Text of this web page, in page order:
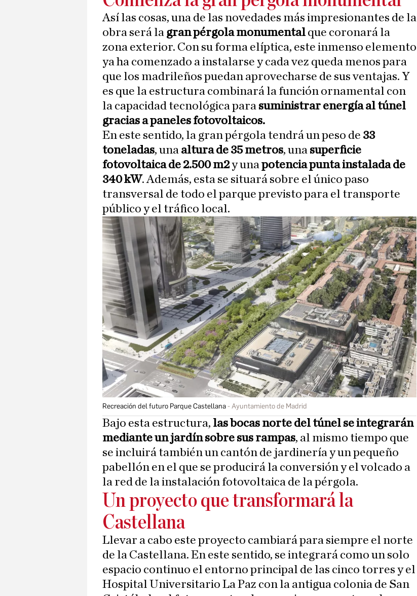
Así las cosas, una de las novedades más impresionantes de la
obra será la gran pérgola monumental que coronará la
zona exterior. Con su forma elíptica, este inmenso elemento
ya ha comenzado a instalarse y cada vez queda menos para
que los madrileños puedan aprovecharse de sus ventajas. Y
es que la estructura combinará la función ornamental con
la capacidad tecnológica para suministrar energía al túnel
gracias a paneles fotovoltaicos.
En este sentido, la gran pérgola tendrá un peso de 33
toneladas, una altura de 35 metros, una superficie
fotovoltaica de 2.500 m2y unapotencia punta instalada de
340 kW. Además, esta se situará sobre el único paso
transversal de todo el parque previsto para el transporte
público y el tráfico local.
Recreación del futuro Parque Castellana Ayuntamiento de Madrid
Bajo esta estructura, las bocas norte del túnel se integrarán
mediante un jardín sobre sus rampas, al mismo tiempo que
se incluirá también un cantón de jardinería y un pequeño
pabellón en el que se producirá la conversión y el volcado a
la red de la instalación fotovoltaica de la pérgola.
Un proyecto que transformará la
Castellana
Llevar a cabo este proyecto cambiará para siempre el norte
de la Castellana. En este sentido, se integrará como un solo
espacio continuo el entorno principal de las cinco torres y el
Hospital Universitario La Paz con la antigua colonia de San